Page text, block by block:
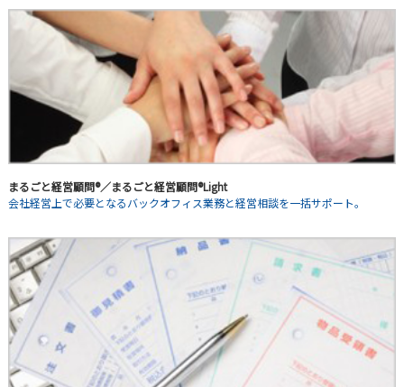
まるごと経営顧問®／まるごと経営顧問®Light
会社経営上で必要となるバックオフィス業務と経営相談を一括サポート。